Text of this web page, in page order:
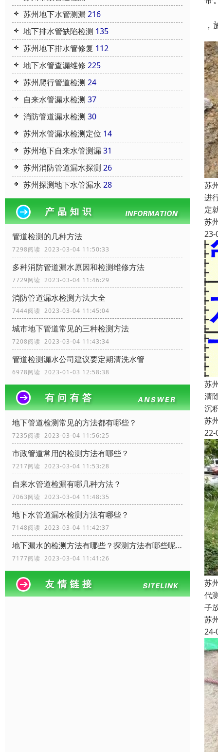
苏州地下水管测漏216
地下排水管缺陷检测 135
苏州地下排水管修复 112
地下水管查漏维修 225
苏州爬行管道检测 24
自来水管漏水检测 37
消防管道漏水检测 30
苏州水管漏水检测定位 14
苏州地下自来水管测漏31
苏州消防管道漏水探测 26
苏州探测地下水管漏水 28
管道检测的几种方法
7298阅读 2023-03-04 11:50:33
多种消防管道漏水原因和检测维修方法
7729阅读 2023-03-04 11:46:29
消防管道漏水检测方法大全
7444阅读 2023-03-04 11:45:04
城市地下管道常见的三种检测方法
7208阅读 2023-03-04 11:43:34
管道检测漏水公司建议要定期清洗水管
6978阅读 2023-01-03 12:58:38
地下管道检测常见的方法都有哪些？
7235阅读 2023-03-04 11:56:25
市政管道常用的检测方法有哪些？
7217阅读 2023-03-04 11:53:28
自来水管道检漏有哪几种方法？
7063阅读 2023-03-04 11:48:35
地下水管道漏水检测方法有哪些？
7148阅读 2023-03-04 11:42:37
地下漏水的检测方法有哪些？探测方法有哪些呢？
7177阅读 2023-03-04 11:41:26
苏
进
定
苏
23-
苏
清
沉
苏
22-
苏
代
子
苏
24-